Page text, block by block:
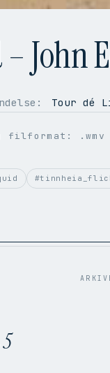
John
Tour dé
filformat: .wmv